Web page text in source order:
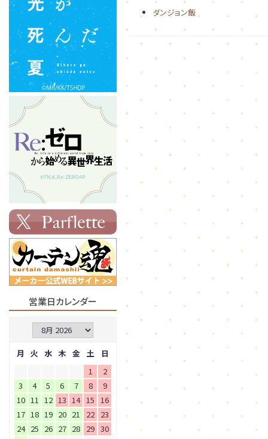
ダンジョン飯
営業日カレンダー
月 火 水 木 金 土
日
1
2
3
4 5 6 7 8
9
10 11 12 13 14 15
16
17 18 19 20 21 22 23
24 25 26 27 28 29 30